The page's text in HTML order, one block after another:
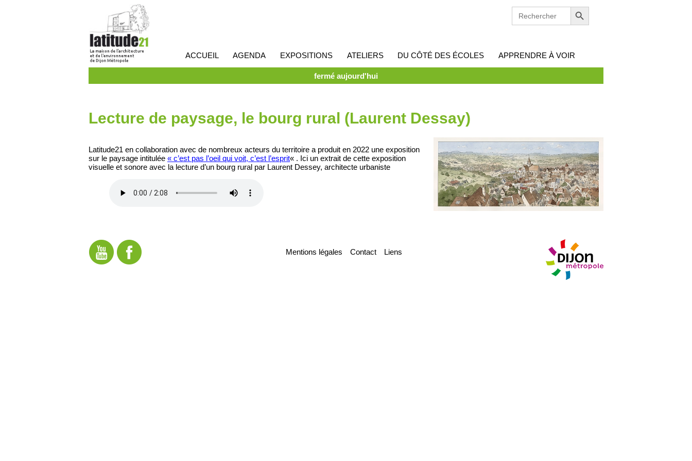
ACCUEIL AGENDA EXPOSITIONS ATELIERS DU CÔTÉ DES ÉCOLES APPRENDRE À VOIR
SEARCH
FOR:
Search Button
fermé aujourd'hui
Lecture de paysage, le bourg rural (Laurent Dessay)
Latitude21 en collaboration avec de nombreux acteurs du territoire a produit en 2022 une exposition
sur le paysage intitulée « c’est pas l’oeil qui voit, c’est l’esprit« . Ici un extrait de cette exposition
visuelle et sonore avec la lecture d’un bourg rural par Laurent Dessey, architecte urbaniste
Mentions légales Contact Liens